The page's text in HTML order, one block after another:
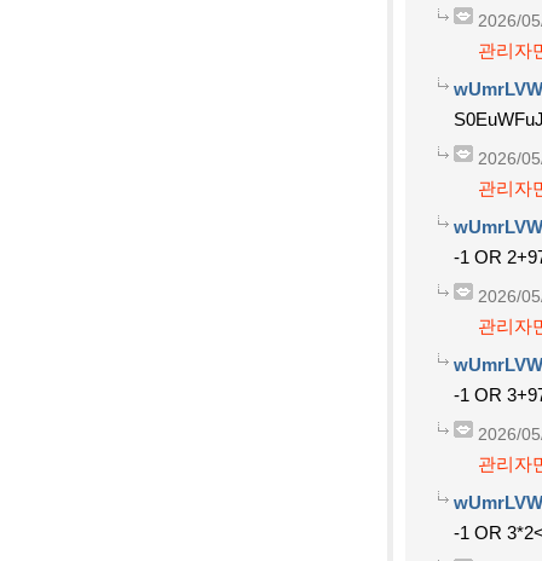
2026/
관리자
2026/
관리자
-1 OR
2026/
관리자
-1 OR
2026/
관리자
-1 OR